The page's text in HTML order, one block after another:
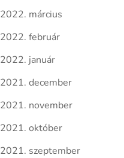
2022. március
2022. február
2022. január
2021. december
2021. november
2021. október
2021. szeptember